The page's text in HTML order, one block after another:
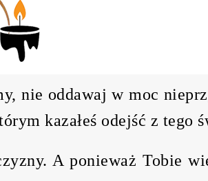
nie oddawaj w moc
kazałeś odejść z tego
A ponieważ Tobie